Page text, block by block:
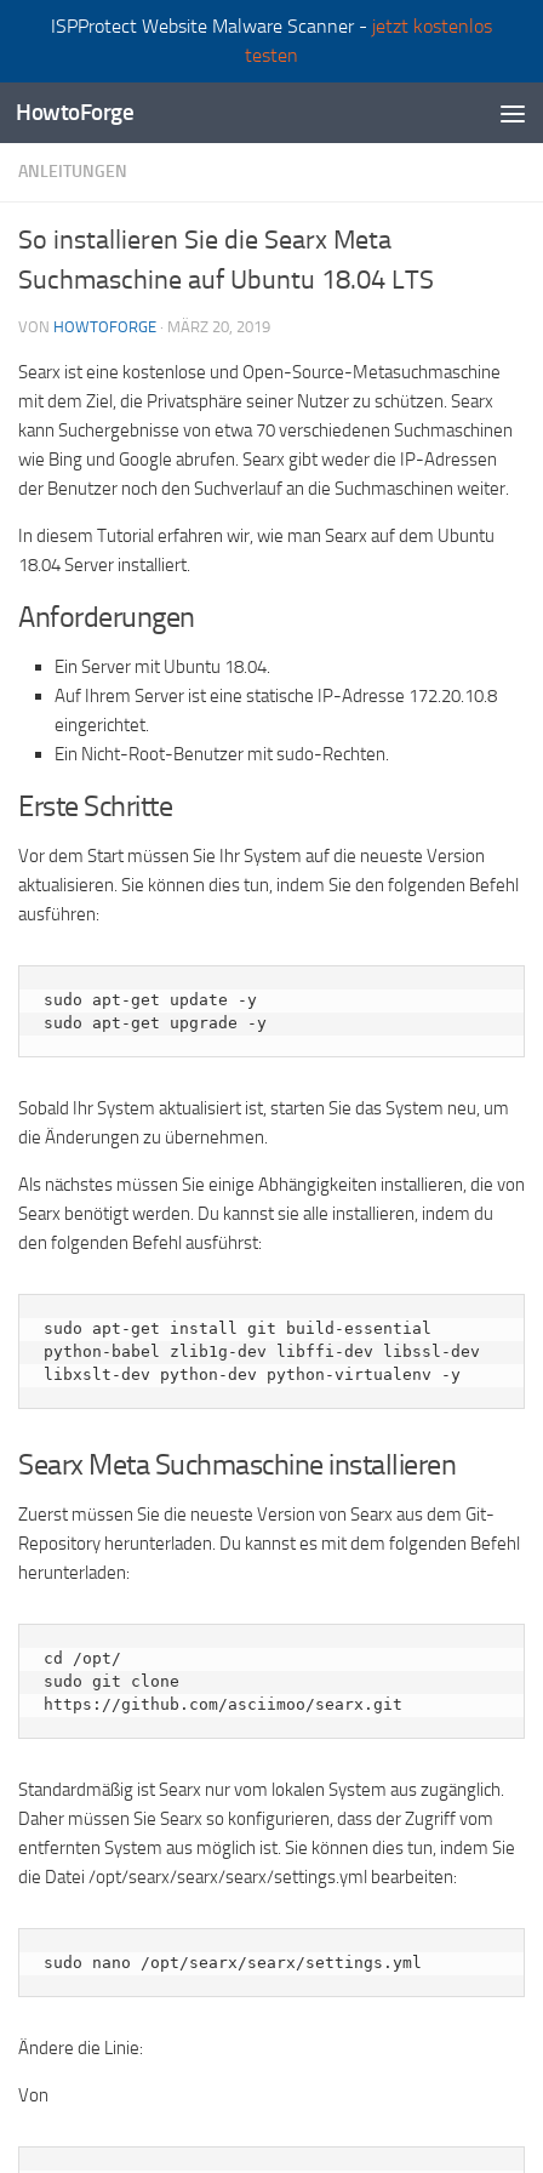
ISPProtect Website Malware Scanner - jetzt kostenlos
testen
Zum Inhalt springen
HowtoForge
ANLEITUNGEN
So installieren Sie die Searx Meta
Suchmaschine auf Ubuntu 18.04 LTS
VON HOWTOFORGE · MÄRZ 20, 2019
Searx ist eine kostenlose und Open-Source-Metasuchmaschine
mit dem Ziel, die Privatsphäre seiner Nutzer zu schützen. Searx
kann Suchergebnisse von etwa 70 verschiedenen Suchmaschinen
wie Bing und Google abrufen. Searx gibt weder die IP-Adressen
der Benutzer noch den Suchverlauf an die Suchmaschinen weiter.
In diesem Tutorial erfahren wir, wie man Searx auf dem Ubuntu
18.04 Server installiert.
Anforderungen
Ein Server mit Ubuntu 18.04.
Auf Ihrem Server ist eine statische IP-Adresse 172.20.10.8
eingerichtet.
Ein Nicht-Root-Benutzer mit sudo-Rechten.
Erste Schritte
Vor dem Start müssen Sie Ihr System auf die neueste Version
aktualisieren. Sie können dies tun, indem Sie den folgenden Befehl
ausführen:
sudo apt-get update -y
sudo apt-get upgrade -y
Sobald Ihr System aktualisiert ist, starten Sie das System neu, um
die Änderungen zu übernehmen.
Als nächstes müssen Sie einige Abhängigkeiten installieren, die von
Searx benötigt werden. Du kannst sie alle installieren, indem du
den folgenden Befehl ausführst:
sudo apt-get install git build-essential
python-babel zlib1g-dev libffi-dev libssl-dev
libxslt-dev python-dev python-virtualenv -y
Searx Meta Suchmaschine installieren
Zuerst müssen Sie die neueste Version von Searx aus dem Git-
Repository herunterladen. Du kannst es mit dem folgenden Befehl
herunterladen:
cd /opt/
sudo git clone
https://github.com/asciimoo/searx.git
Standardmäßig ist Searx nur vom lokalen System aus zugänglich.
Daher müssen Sie Searx so konfigurieren, dass der Zugriff vom
entfernten System aus möglich ist. Sie können dies tun, indem Sie
die Datei /opt/searx/searx/searx/settings.yml bearbeiten:
sudo nano /opt/searx/searx/settings.yml
Ändere die Linie:
Von